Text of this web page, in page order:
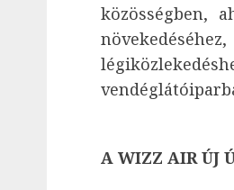
közösségben,
A WIZZ AIR ÚJ